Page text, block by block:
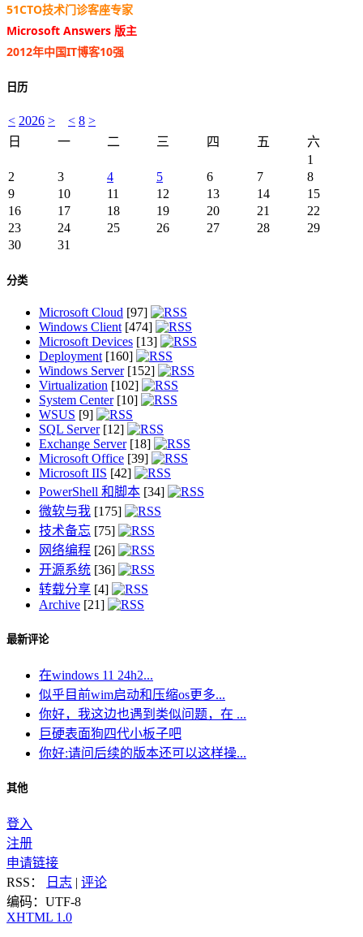
51CTO技术门诊客座专家
Microsoft Answers 版主
2012年中国IT博客10强
日历
< 2026 > < 8 >
日
一 二 三 四 五
六
1
2
3 4 5 6 7
8
9
10 11 12 13 14
15
16
17 18 19 20 21
22
23
24 25 26 27 28
29
30
31
分类
Microsoft Cloud [97]
Windows Client[474]
Microsoft Devices [13]
Deployment[160]
Windows Server[152]
Virtualization [102]
System Center[10]
WSUS [9]
SQL Server[12]
Exchange Server[18]
Microsoft Office [39]
Microsoft IIS [42]
PowerShell 和脚本 [34]
微软与我 [175]
技术备忘 [75]
网络编程 [26]
开源系统 [36]
转载分享 [4]
Archive [21]
最新评论
在windows 11 24h2...
似乎目前wim启动和压缩os更多...
你好，我这边也遇到类似问题，在 ...
巨硬表面狗四代小板子吧
你好:请问后续的版本还可以这样操...
其他
登入
注册
申请链接
RSS：
日志 | 评论
编码：UTF-8
XHTML 1.0